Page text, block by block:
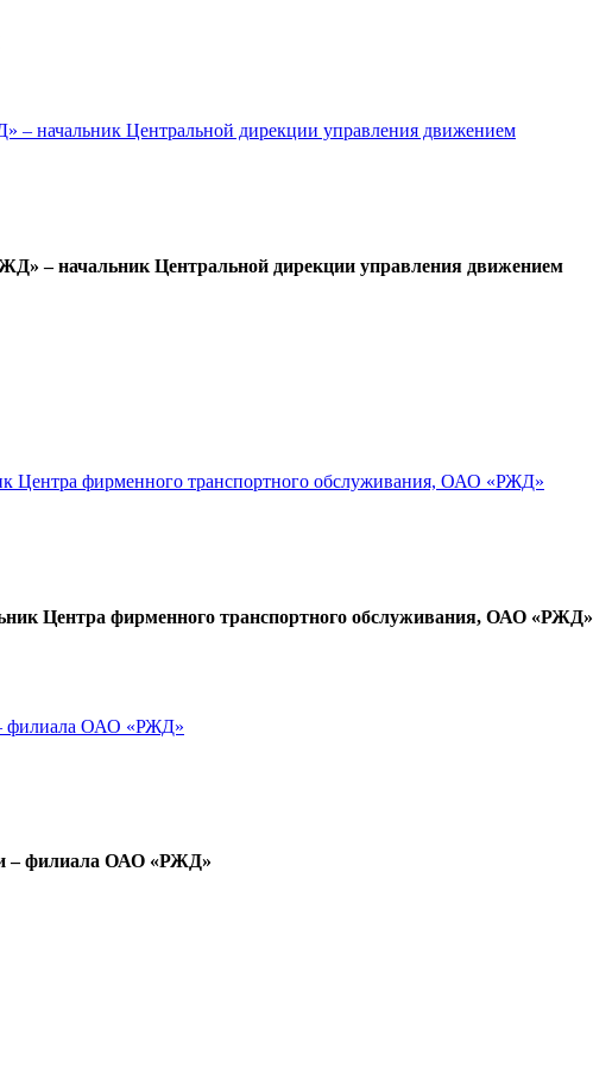
– начальник Центральной дирекции управления движением
– начальник Центральной дирекции управления движением
Центра фирменного транспортного обслуживания, ОАО «РЖД»
Центра фирменного транспортного обслуживания, ОАО «РЖД»
– филиала ОАО «РЖД»
– филиала ОАО «РЖД»